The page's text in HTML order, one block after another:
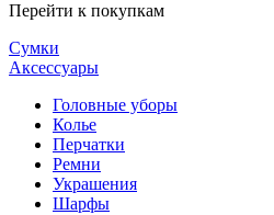
Перейти к покупкам
Сумки
Аксессуары
Головные уборы
Колье
Перчатки
Ремни
Украшения
Шарфы